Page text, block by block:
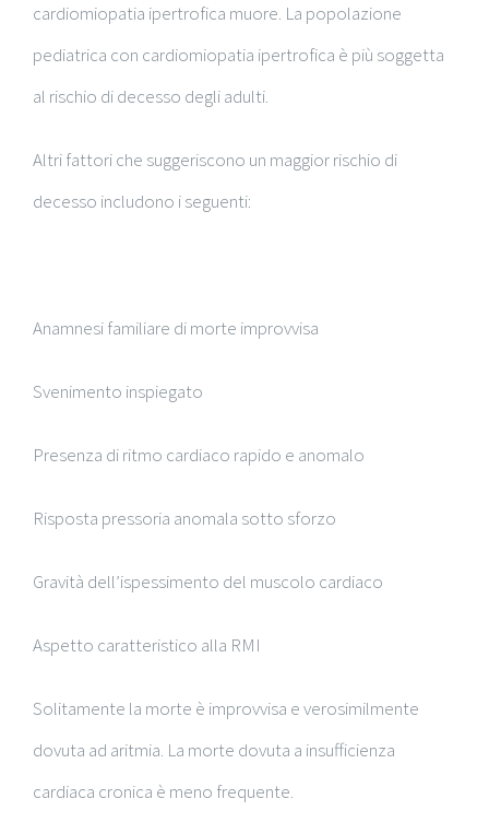
cardiomiopatia ipertrofica muore. La popolazione
pediatrica con cardiomiopatia ipertrofica è più soggetta
al rischio di decesso degli adulti.
Altri fattori che suggeriscono un maggior rischio di
decesso includono i seguenti:
Anamnesi familiare di morte improvvisa
Svenimento inspiegato
Presenza di ritmo cardiaco rapido e anomalo
Risposta pressoria anomala sotto sforzo
Gravità dell’ispessimento del muscolo cardiaco
Aspetto caratteristico alla RMI
Solitamente la morte è improvvisa e verosimilmente
dovuta ad aritmia. La morte dovuta a insufficienza
cardiaca cronica è meno frequente.